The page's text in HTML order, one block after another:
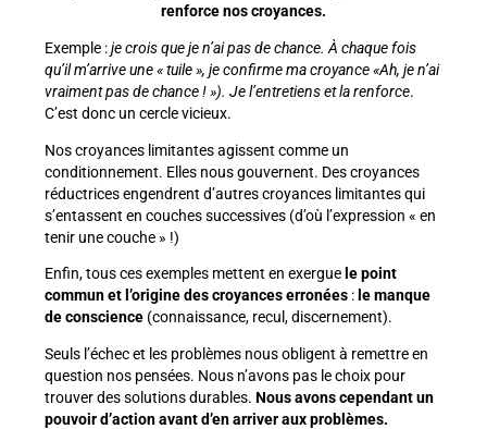
renforce nos croyances.
Exemple :je crois que je n’ai pas de chance. À chaque fois
qu’il m’arrive une « tuile », je confirme ma croyance «Ah, je n’ai
vraiment pas de chance ! »). Je l’entretiens et la renforce.
C’est donc un cercle vicieux.
Nos croyances limitantes agissent comme un
conditionnement. Elles nous gouvernent. Des croyances
réductrices engendrent d’autres croyances limitantes qui
s’entassent en couches successives (d’où l’expression « en
tenir une couche » !)
Enfin, tous ces exemples mettent en exergue le point
commun et l’origine des croyances erronées: le manque
de conscience(connaissance, recul, discernement).
Seuls l’échec et les problèmes nous obligent à remettre en
question nos pensées. Nous n’avons pas le choix pour
trouver des solutions durables. Nous avons cependant un
pouvoir d’action avant d’en arriver aux problèmes.